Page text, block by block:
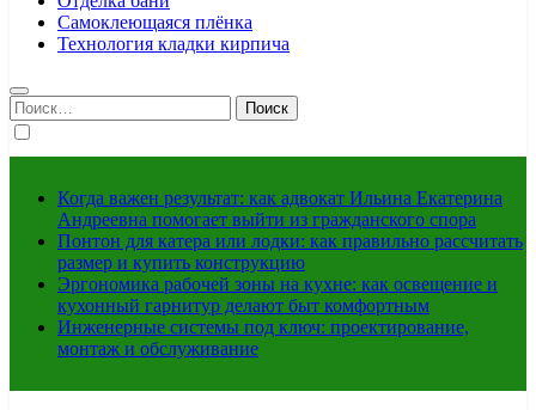
Самоклеющаяся плёнка
Технология кладки кирпича
Найти:
Когда важен результат: как адвокат Ильина Екатерина
Андреевна помогает выйти из гражданского спора
Понтон для катера или лодки: как правильно рассчитать
размер и купить конструкцию
Эргономика рабочей зоны на кухне: как освещение и
кухонный гарнитур делают быт комфортным
Инженерные системы под ключ: проектирование,
монтаж и обслуживание